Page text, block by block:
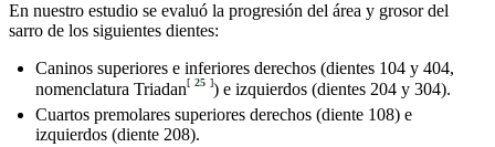
En nuestro estudio se evaluó la progresión del área y grosor del
sarro de los siguientes dientes:
Caninos superiores e inferiores derechos (dientes 104 y 404,
nomenclatura Triadan[ 25 ]) e izquierdos (dientes 204 y 304).
Cuartos premolares superiores derechos (diente 108) e
izquierdos (diente 208).